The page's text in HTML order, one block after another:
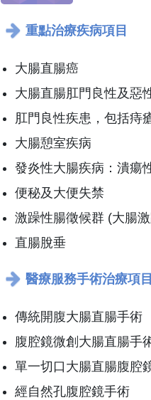
重點治療疾病項目
大腸直腸癌
大腸直腸肛門良性及惡
肛門良性疾患，包括痔
大腸憩室疾病
發炎性大腸疾病：潰瘍
便秘及大便失禁
激躁性腸徵候群 (大腸
直腸脫垂
醫療服務手術治療項目
傳統開腹大腸直腸手術
腹腔鏡微創大腸直腸手
單一切口大腸直腸腹腔
經自然孔腹腔鏡手術